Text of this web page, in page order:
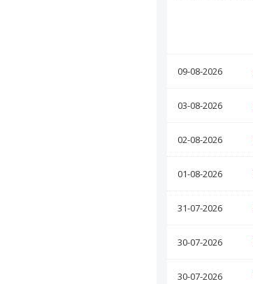
09-08-2026
03-08-2026
02-08-2026
01-08-2026
31-07-2026
30-07-2026
30-07-2026